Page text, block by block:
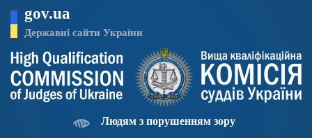
основного
матеріалу
gov.ua
Державні сайти України
Людям з порушенням зору